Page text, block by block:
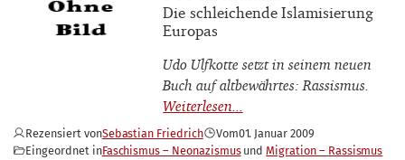
Buchuntertitel
Die schleichende Islamisierung
Europas
Udo Ulfkotte setzt in seinem neuen
Buch auf altbewährtes: Rassismus.
Rezensiert vonSebastian Friedrich Vom01. Januar 2009
Eingeordnet inFaschismus – Neonazismus Migration – Rassismus